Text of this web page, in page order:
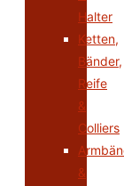
Halter
Ketten,
Bänder,
Reife
&
Colliers
&